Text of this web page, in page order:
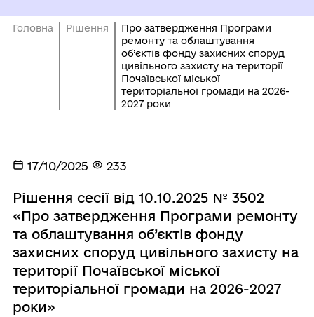
Головна Рішення
Про затвердження Програми
ремонту та облаштування
об’єктів фонду захисних споруд
цивільного захисту на території
Почаївської міської
територіальної громади на 2026-
2027 роки
17/10/2025 233
Рішення сесії від 10.10.2025 № 3502
«Про затвердження Програми ремонту
та облаштування об’єктів фонду
захисних споруд цивільного захисту на
території Почаївської міської
територіальної громади на 2026-2027
роки»